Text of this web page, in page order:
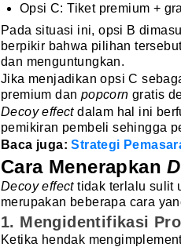
Opsi C: Tiket premium +
Pada situasi ini, opsi B
berpikir bahwa pilihan
dan menguntungkan.
Jika menjadikan opsi C
premium dan popcorngratis
Decoy effectdalam hal ini
pemikiran pembeli sehingga
Baca juga:Strategi
Cara Menerapkan
Decoy effecttidak terlalu sulit
merupakan beberapa cara
1. Mengidentifikasi
Ketika hendak